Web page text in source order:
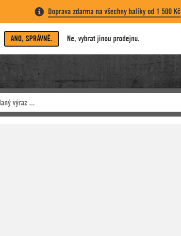
Doprava zdarma na všechny balíky od 1 500 Kč
ANO, SPRÁVNĚ. Ne, vybrat jinou prodejnu.